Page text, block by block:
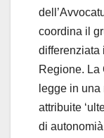
coordina il
differenziata
Regione. La
legge in
attribuite
di